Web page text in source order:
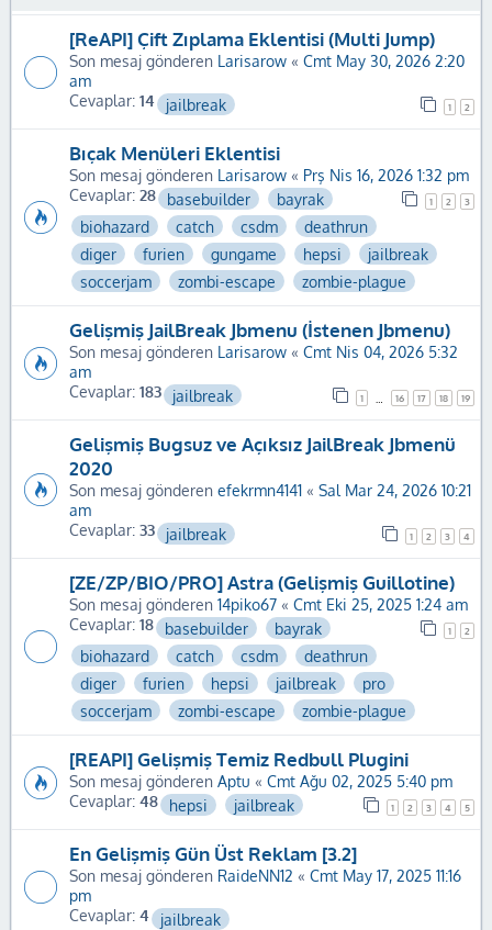
[ReAPI] Çift Zıplama Eklentisi (Multi Jump)
Son mesaj gönderen Larisarow « Cmt May 30, 2026 2:20
am
Cevaplar: 14 1 2
jailbreak
Bıçak Menüleri Eklentisi
Son mesaj gönderen Larisarow « Prş Nis 16, 2026 1:32 pm
Cevaplar: 28 1 2 3
basebuilder
bayrak
biohazard
catch csdm
deathrun
diger
furien gungame hepsi
jailbreak
soccerjam
zombi-escape zombie-plague
Gelişmiş JailBreak Jbmenu (İstenen Jbmenu)
Son mesaj gönderen Larisarow « Cmt Nis 04, 2026 5:32
am
Cevaplar: 183 1 16 17 18 19
jailbreak
Gelişmiş Bugsuz ve Açıksız JailBreak Jbmenü
2020
Son mesaj gönderen efekrmn4141 « Sal Mar 24, 2026 10:21
am
Cevaplar: 33 1 2 3 4
jailbreak
[ZE/ZP/BIO/PRO] Astra (Gelişmiş Guillotine)
Son mesaj gönderen 14piko67 « Cmt Eki 25, 2025 1:24 am
Cevaplar: 18 1 2
basebuilder
bayrak
biohazard
catch csdm
deathrun
diger
furien hepsi jailbreak
pro
soccerjam
zombi-escape zombie-plague
[REAPI] Gelişmiş Temiz Redbull Plugini
Son mesaj gönderen Aptu « Cmt Ağu 02, 2025 5:40 pm
Cevaplar: 48 1 2 3 4 5
hepsi jailbreak
En Gelişmiş Gün Üst Reklam [3.2]
Son mesaj gönderen RaideNN12 « Cmt May 17, 2025 11:16
pm
Cevaplar: 4 jailbreak